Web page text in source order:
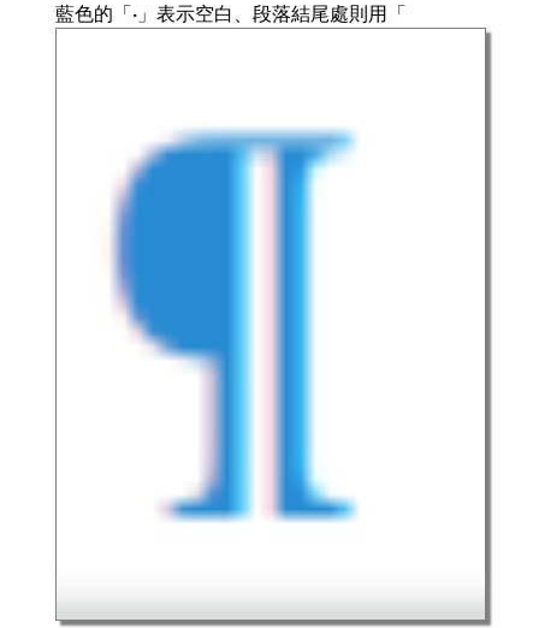
藍色的「·」表示空白、段落結尾處則用「